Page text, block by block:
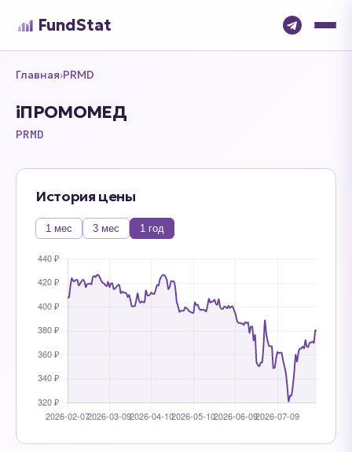
FundStat
Главная›PRMD
iПРОМОМЕД
PRMD
История цены
1 мес 3 мес 1 год